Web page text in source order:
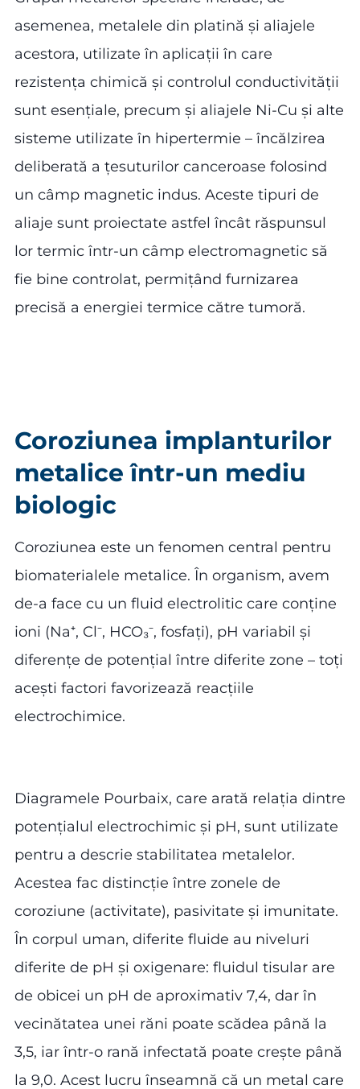
asemenea, metalele din platină și aliajele
acestora, utilizate în aplicații în care
rezistența chimică și controlul conductivității
sunt esențiale, precum și aliajele Ni-Cu și alte
sisteme utilizate în hipertermie – încălzirea
deliberată a țesuturilor canceroase folosind
un câmp magnetic indus. Aceste tipuri de
aliaje sunt proiectate astfel încât răspunsul
lor termic într-un câmp electromagnetic să
fie bine controlat, permițând furnizarea
precisă a energiei termice către tumoră.
Coroziunea implanturilor
metalice într-un mediu
biologic
Coroziunea este un fenomen central pentru
biomaterialele metalice. În organism, avem
de-a face cu un fluid electrolitic care conține
ioni (Na⁺, Cl⁻, HCO₃⁻, fosfați), pH variabil și
diferențe de potențial între diferite zone – toți
acești factori favorizează reacțiile
electrochimice.
Diagramele Pourbaix, care arată relația dintre
potențialul electrochimic și pH, sunt utilizate
pentru a descrie stabilitatea metalelor.
Acestea fac distincție între zonele de
coroziune (activitate), pasivitate și imunitate.
În corpul uman, diferite fluide au niveluri
diferite de pH și oxigenare: fluidul tisular are
de obicei un pH de aproximativ 7,4, dar în
vecinătatea unei răni poate scădea până la
3,5, iar într-o rană infectată poate crește până
la 9,0. Acest lucru înseamnă că un metal care